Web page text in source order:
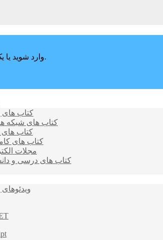
وارد شوید یا یک حساب کاربری جدید ایجاد کنید.
کتاب های
کتاب های شبکه
کتاب های
کتاب های
مجلات
کتاب های درسی و